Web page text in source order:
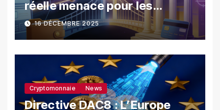
réelle menace pour les
banques ?
16 DÉCEMBRE 2025
Cryptomonnaie News
Directive DAC8 : L’Europe